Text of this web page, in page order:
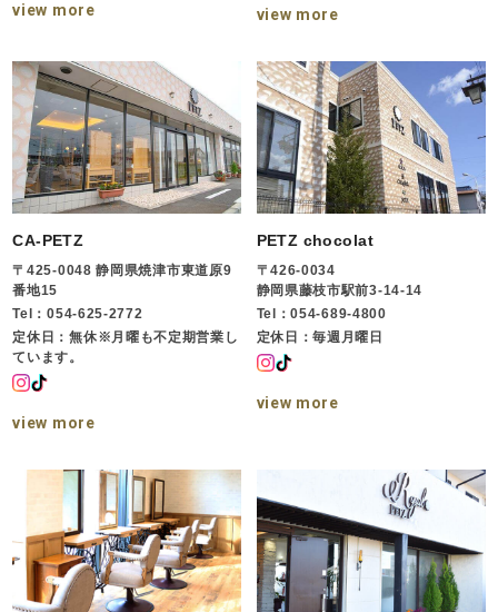
view more view more
CA-PETZ
〒425-0048 静岡県焼津市東道原9
番地15
Tel：054-625-2772
定休日：無休※月曜も不定期営業し
ています。
view more
PETZ chocolat
〒426-0034
静岡県藤枝市駅前3-14-14
Tel：054-689-4800
定休日：毎週月曜日
view more